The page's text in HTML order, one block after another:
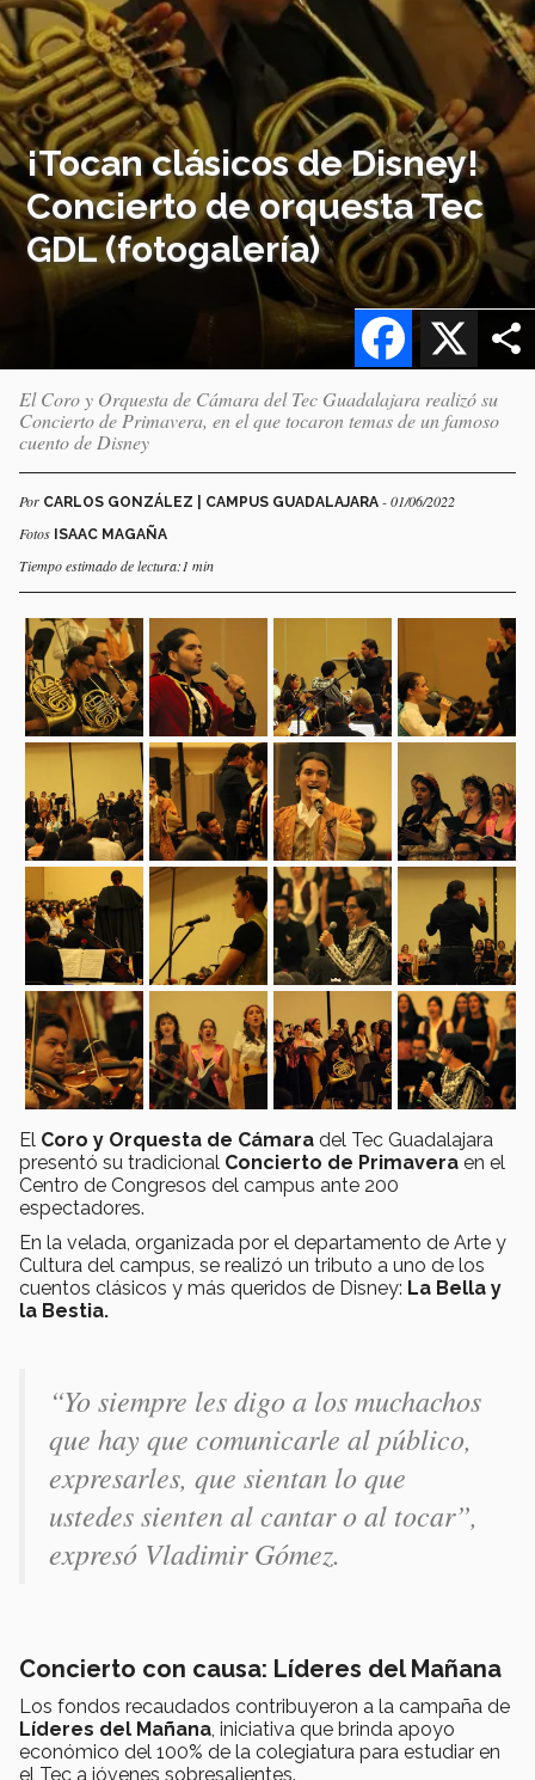
¡Tocan clásicos de Disney!
Concierto de orquesta Tec
GDL (fotogalería)
X
Facebook
El Coro y Orquesta de Cámara del Tec Guadalajara realizó su
Concierto de Primavera, en el que tocaron temas de un famoso
cuento de Disney
Por CARLOS GONZÁLEZ | CAMPUS GUADALAJARA - 01/06/2022
Fotos ISAAC MAGAÑA
Tiempo estimado de lectura:1 min
El Coro y Orquesta de Cámara del Tec Guadalajara
presentó su tradicional Concierto de Primavera en el
Centro de Congresos del campus ante 200
espectadores.
En la velada, organizada por el departamento de Arte y
Cultura del campus, se realizó un tributo a uno de los
cuentos clásicos y más queridos de Disney: La Bella y
la Bestia.
“Yo siempre les digo a los muchachos
que hay que comunicarle al público,
expresarles, que sientan lo que
ustedes sienten al cantar o al tocar”,
expresó Vladimir Gómez.
Concierto con causa: Líderes del Mañana
Los fondos recaudados contribuyeron a la campaña de
Líderes del Mañana , iniciativa que brinda apoyo
económico del 100% de la colegiatura para estudiar en
el Tec a jóvenes sobresalientes.